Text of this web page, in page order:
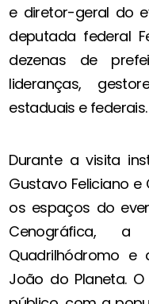
e diretor-geral do
deputada federal
dezenas de
lideranças,
estaduais e federais.
Durante a visita
Gustavo Feliciano
os espaços do
Cenográfica,
Quadrilhódromo e
João do Planeta.